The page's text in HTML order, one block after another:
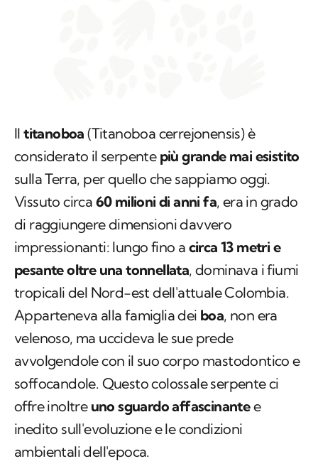
Iltitanoboa (Titanoboa cerrejonensis) è
considerato il serpente più grande mai esistito
sulla Terra, per quello che sappiamo oggi.
Vissuto circa 60 milioni di anni fa, era in grado
di raggiungere dimensioni davvero
impressionanti: lungo fino a circa 13 metri e
pesante oltre una tonnellata, dominava i fiumi
tropicali del Nord-est dell'attuale Colombia.
Apparteneva alla famiglia dei boa, non era
velenoso, ma uccideva le sue prede
avvolgendole con il suo corpo mastodontico e
soffocandole. Questo colossale serpente ci
offre inoltre uno sguardo affascinantee
inedito sull'evoluzione e le condizioni
ambientali dell'epoca.